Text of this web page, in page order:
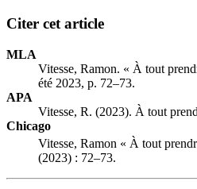
Citer cet article
MLA
Vitesse, Ramon. « À tout
été 2023, p. 72–73.
APA
Vitesse, R. (2023). À tout
Chicago
Vitesse, Ramon « À tout
(2023) : 72–73.